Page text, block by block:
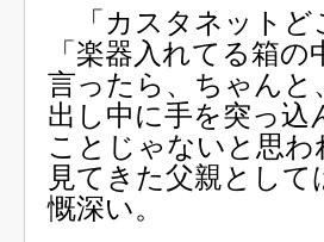
「カスタネットど
「楽器入れてる箱
言ったら、ちゃん
出し中に手を突っ込
ことじゃないと思
見てきた父親とし
慨深い。